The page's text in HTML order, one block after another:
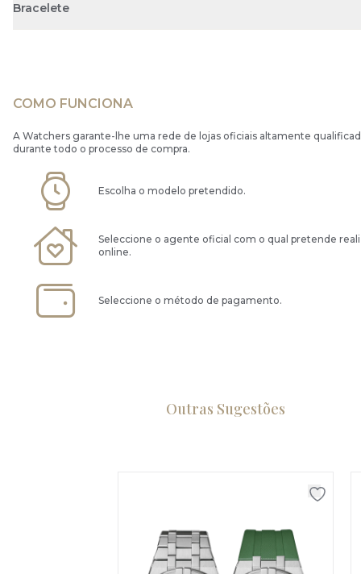
Bracelete
COMO FUNCIONA
A Watchers garante-lhe uma rede de lojas oficiais altamente
durante todo o processo de compra.
Escolha o modelo pretendido.
Seleccione o agente oficial com o qual pretende
online.
Seleccione o método de pagamento.
Outras Sugestões